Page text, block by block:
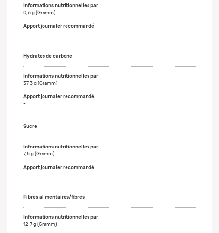
0,6 g (Gramm)
-
Hydrates de carbone
37,3 g (Gramm)
-
Sucre
7,5 g (Gramm)
-
Fibres alimentaires/fibres
12,7 g (Gramm)